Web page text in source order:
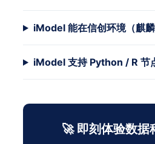
iModel 能在信创环境（麒
iModel 支持 Python / R 节
🚀 即刻体验数据